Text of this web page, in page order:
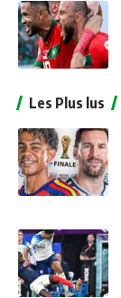
Les Plus lus